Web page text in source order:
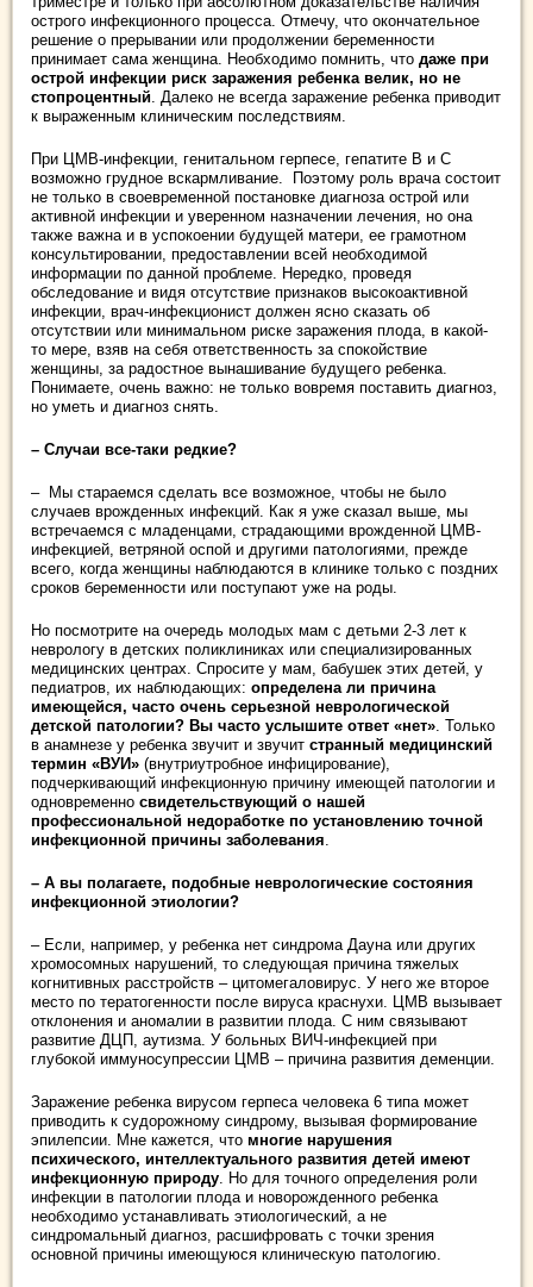
острого инфекционного процесса. Отмечу, что окончательное
решение о прерывании или продолжении беременности
принимает сама женщина. Необходимо помнить, что даже при
острой инфекции риск заражения ребенка велик, но не
стопроцентный. Далеко не всегда заражение ребенка приводит
к выраженным клиническим последствиям.
При ЦМВ-инфекции, генитальном герпесе, гепатите В и С
возможно грудное вскармливание. Поэтому роль врача состоит
не только в своевременной постановке диагноза острой или
активной инфекции и уверенном назначении лечения, но она
также важна и в успокоении будущей матери, ее грамотном
консультировании, предоставлении всей необходимой
информации по данной проблеме. Нередко, проведя
обследование и видя отсутствие признаков высокоактивной
инфекции, врач-инфекционист должен ясно сказать об
отсутствии или минимальном риске заражения плода, в какой-
то мере, взяв на себя ответственность за спокойствие
женщины, за радостное вынашивание будущего ребенка.
Понимаете, очень важно: не только вовремя поставить диагноз,
но уметь и диагноз снять.
– Случаи все-таки редкие?
– Мы стараемся сделать все возможное, чтобы не было
случаев врожденных инфекций. Как я уже сказал выше, мы
встречаемся с младенцами, страдающими врожденной ЦМВ-
инфекцией, ветряной оспой и другими патологиями, прежде
всего, когда женщины наблюдаются в клинике только с поздних
сроков беременности или поступают уже на роды.
Но посмотрите на очередь молодых мам с детьми 2-3 лет к
неврологу в детских поликлиниках или специализированных
медицинских центрах. Спросите у мам, бабушек этих детей, у
педиатров, их наблюдающих: определена ли причина
имеющейся, часто очень серьезной неврологической
детской патологии? Вы часто услышите ответ «нет». Только
в анамнезе у ребенка звучит и звучит странный медицинский
термин «ВУИ» (внутриутробное инфицирование),
подчеркивающий инфекционную причину имеющей патологии и
одновременно свидетельствующий о нашей
профессиональной недоработке по установлению точной
инфекционной причины заболевания.
– А вы полагаете, подобные неврологические состояния
инфекционной этиологии?
– Если, например, у ребенка нет синдрома Дауна или других
хромосомных нарушений, то следующая причина тяжелых
когнитивных расстройств – цитомегаловирус. У него же второе
место по тератогенности после вируса краснухи. ЦМВ вызывает
отклонения и аномалии в развитии плода. С ним связывают
развитие ДЦП, аутизма. У больных ВИЧ-инфекцией при
глубокой иммуносупрессии ЦМВ – причина развития деменции.
Заражение ребенка вирусом герпеса человека 6 типа может
приводить к судорожному синдрому, вызывая формирование
эпилепсии. Мне кажется, что многие нарушения
психического, интеллектуального развития детей имеют
инфекционную природу. Но для точного определения роли
инфекции в патологии плода и новорожденного ребенка
необходимо устанавливать этиологический, а не
синдромальный диагноз, расшифровать с точки зрения
основной причины имеющуюся клиническую патологию.